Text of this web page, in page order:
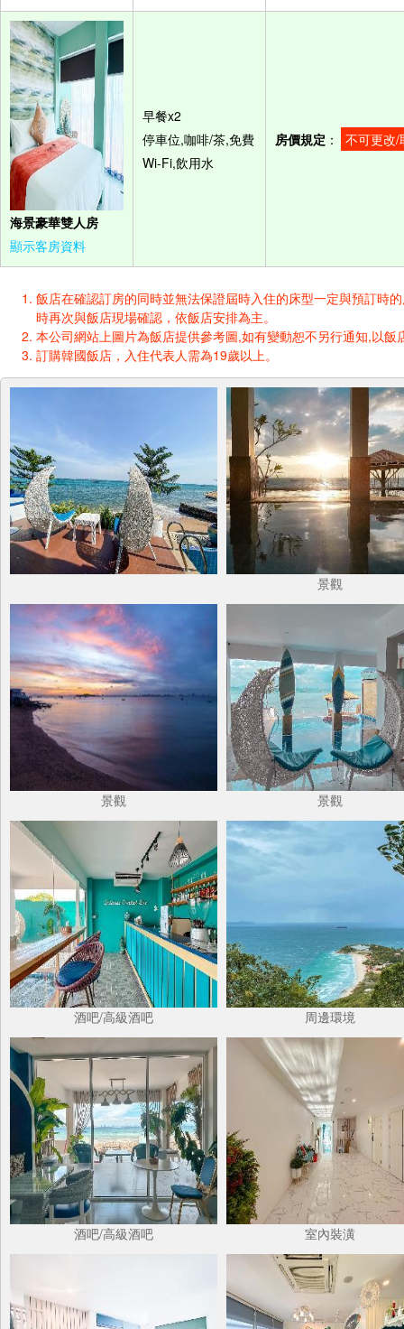
海景豪華雙人房
顯示客房資料
早餐x2
停車位,咖啡/茶,免費
Wi-Fi,飲用水
房價規定 ： 不可更改/
飯店在確認訂房的同時並無法保證屆時入住的床型一定與預訂時
時再次與飯店現場確認，依飯店安排為主。
本公司網站上圖片為飯店提供參考圖,如有變動恕不另行通知,以飯
訂購韓國飯店，入住代表人需為19歲以上。
景觀
景觀 景觀
酒吧/高級酒吧 周邊環境
酒吧/高級酒吧 室內裝潢